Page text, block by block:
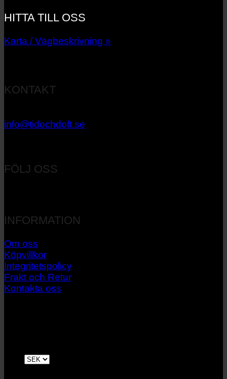
HITTA TILL OSS
Karta / Vägbeskrivning »
KONTAKT
info@tidochdoft.se
FÖLJ OSS
INFORMATION
Om oss
Köpvillkor
Integritetspolicy
Frakt och Retur
Kontakta oss